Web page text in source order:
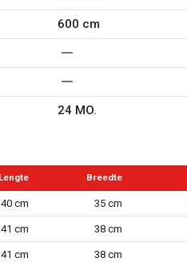
600 cm
24 MO.
Lengte Breedte
40 cm 35 cm
41 cm 38 cm
41 cm 38 cm